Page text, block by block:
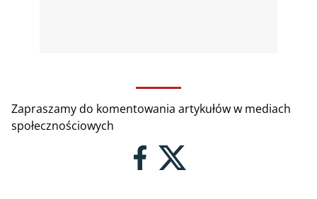
Zapraszamy do komentowania artykułów w mediach
społecznościowych